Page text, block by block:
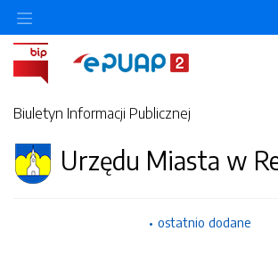
Biuletyn Informacji Publicznej
Urzędu Miasta w
ostatnio dodane